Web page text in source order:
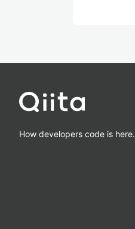
How developers code is here.